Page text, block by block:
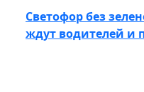
Светофор без
ждут водителей и